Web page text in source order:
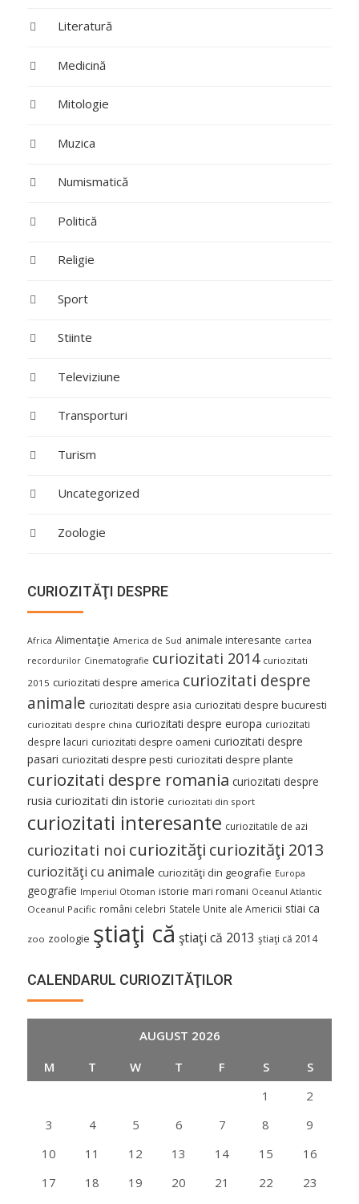
Literatură
Medicină
Mitologie
Muzica
Numismatică
Politică
Religie
Sport
Stiinte
Televiziune
Transporturi
Turism
Uncategorized
Zoologie
CURIOZITĂŢI DESPRE
Africa Alimentaţie America de Sud animale interesante cartea
recordurilor Cinematografie curiozitati 2014 curiozitati
2015 curiozitati despre america curiozitati despre
animale curiozitati despre asia curiozitati despre bucuresti
curiozitati despre china curiozitati despre europa curiozitati
despre lacuri curiozitati despre oameni curiozitati despre
pasari curiozitati despre pesti curiozitati despre plante
curiozitati despre romania curiozitati despre
rusia curiozitati din istorie curiozitati din sport
curiozitati interesante curiozitatile de azi
curiozitati noi curiozităţi curiozităţi 2013
curiozităţi cu animale curiozităţi din geografie Europa
geografie Imperiul Otoman istorie mari romani Oceanul Atlantic
Oceanul Pacific români celebri Statele Unite ale Americii stiai ca
zoo zoologie ştiaţi că ştiaţi că 2013 ştiaţi că 2014
CALENDARUL CURIOZITĂŢILOR
AUGUST 2026
M
T W T F S
S
1
2
3
4 5 6 7 8
9
10
11 12 13 14 15
16
17
18 19 20 21 22
23